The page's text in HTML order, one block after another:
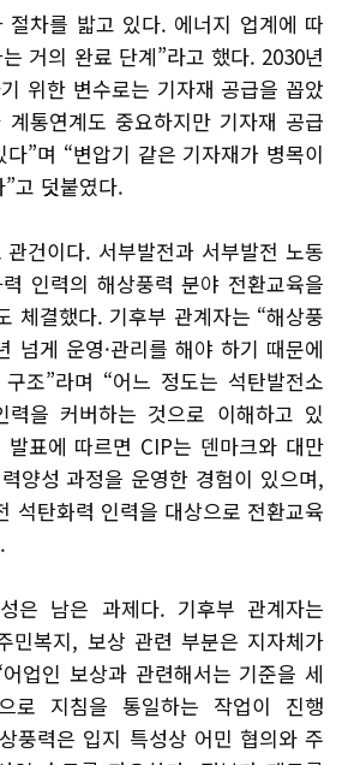
절차를 밟고 있다. 에너지 업계에 따
거의 완료 단계”라고 했다. 2030년
위한 변수로는 기자재 공급을 꼽았
통연계도 중요하지만 기자재 공급
”며 “변압기 같은 기자재가 병목이
고 덧붙였다.
건이다. 서부발전과 서부발전 노동
인력의 해상풍력 분야 전환교육을
체결했다. 기후부 관계자는 “해상풍
넘게 운영·관리를 해야 하기 때문에
조”라며 “어느 정도는 석탄발전소
력을 커버하는 것으로 이해하고 있
표에 따르면 CIP는 덴마크와 대만
양성 과정을 운영한 경험이 있으며,
석탄화력 인력을 대상으로 전환교육
은 남은 과제다. 기후부 관계자는
민복지, 보상 관련 부분은 지자체가
업인 보상과 관련해서는 기준을 세
로 지침을 통일하는 작업이 진행
풍력은 입지 특성상 어민 협의와 주